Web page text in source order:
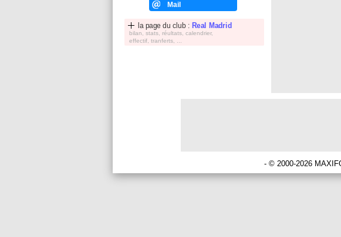
Mail
la page du club : Real Madrid
bilan, stats, réultats, calendrier,
effectif, tranferts, ...
- © 2000-2026